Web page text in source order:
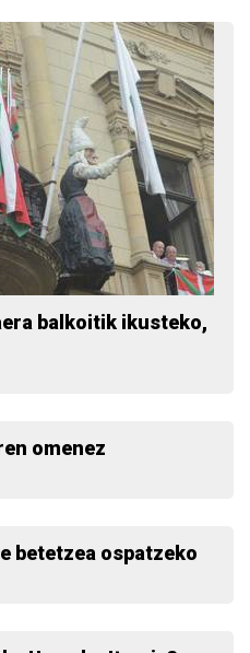
balkoitik ikusteko,
omenez
betetzea ospatzeko